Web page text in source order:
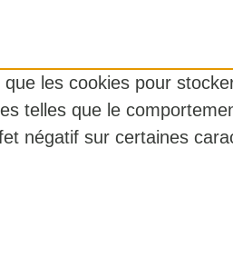
les cookies pour
telles que le
négatif sur certaines